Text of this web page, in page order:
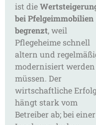
ist die
bei Pfelgeimmobilien
begrenzt, weil
Pflegeheime schnell
altern und
modernisiert werden
müssen. Der
wirtschaftliche
hängt stark vom
Betreiber ab; bei einer